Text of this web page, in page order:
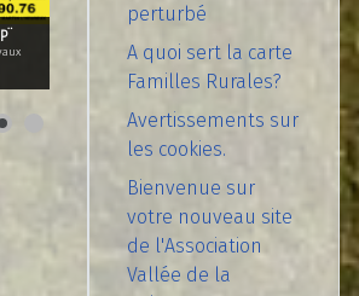
perturbé
A quoi sert la carte
Familles Rurales?
Avertissements sur
les cookies.
Bienvenue sur
votre nouveau site
de l'Association
Vallée de la